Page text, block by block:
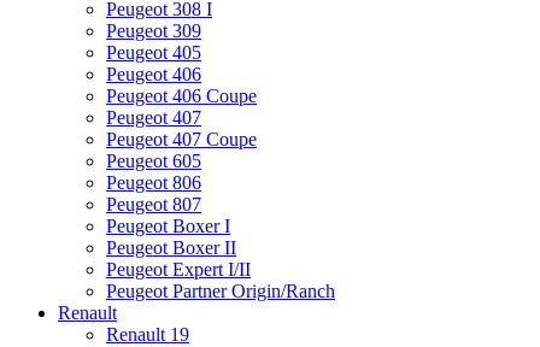
Peugeot 308 I
Peugeot 309
Peugeot 405
Peugeot 406
Peugeot 406 Coupe
Peugeot 407
Peugeot 407 Coupe
Peugeot 605
Peugeot 806
Peugeot 807
Peugeot Boxer I
Peugeot Boxer II
Peugeot Expert I/II
Peugeot Partner Origin/Ranch
Renault
Renault 19